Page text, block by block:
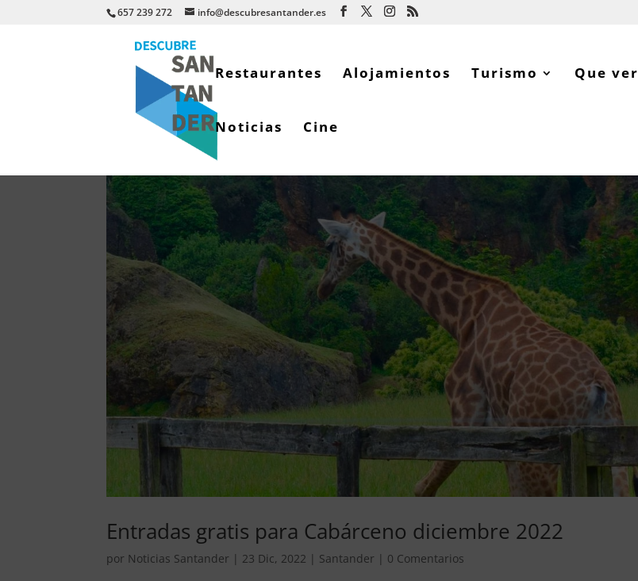
657 239 272 info@descubresantander.es
Restaurantes Alojamientos Turismo Que ver
Noticias Cine
Entradas gratis para Cabárceno diciembre 2022
por Noticias Santander | 23 Dic, 2022 | Santander | 0 Comentarios